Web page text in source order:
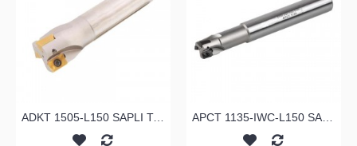
ADKT 1505-L150 SAPLI TARAMA